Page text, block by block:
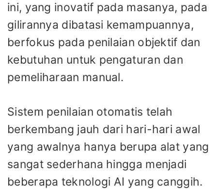
ini, yang inovatif pada masanya, pada
gilirannya dibatasi kemampuannya,
berfokus pada penilaian objektif dan
kebutuhan untuk pengaturan dan
pemeliharaan manual.
Sistem penilaian otomatis telah
berkembang jauh dari hari-hari awal
yang awalnya hanya berupa alat yang
sangat sederhana hingga menjadi
beberapa teknologi AI yang canggih.